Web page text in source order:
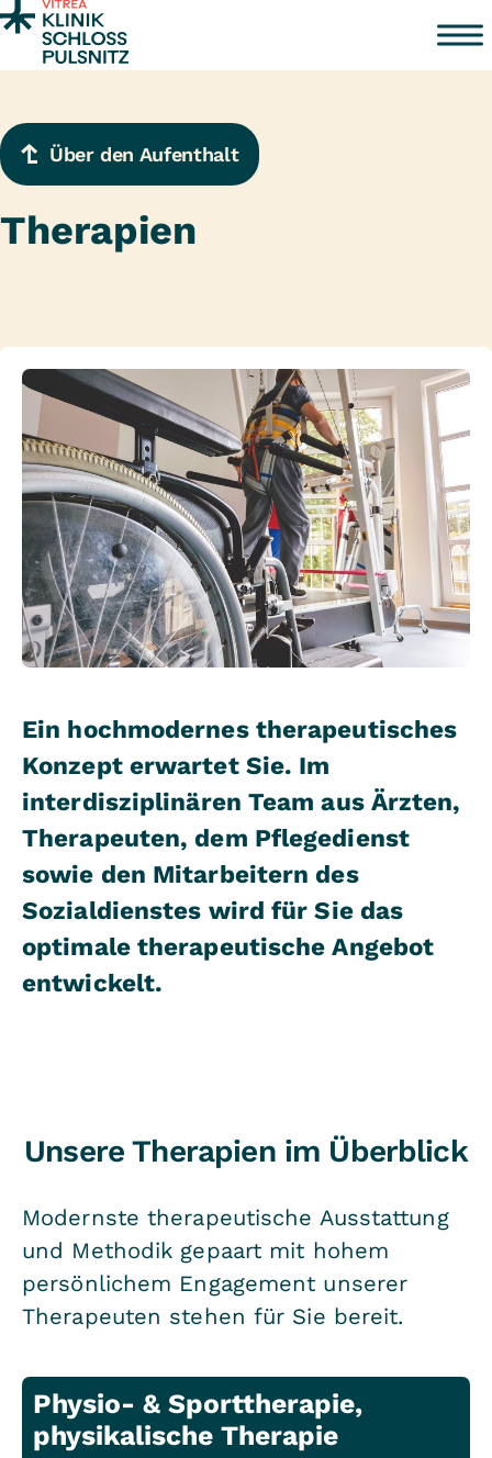
Zum Inhalt springen
Über den Aufenthalt
Therapien
Ein hochmodernes therapeutisches
Konzept erwartet Sie. Im
interdisziplinären Team aus Ärzten,
Therapeuten, dem Pflegedienst
sowie den Mitarbeitern des
Sozialdienstes wird für Sie das
optimale therapeutische Angebot
entwickelt.
Unsere Therapien im Überblick
Modernste therapeutische Ausstattung
und Methodik gepaart mit hohem
persönlichem Engagement unserer
Therapeuten stehen für Sie bereit.
Physio- & Sporttherapie,
physikalische Therapie